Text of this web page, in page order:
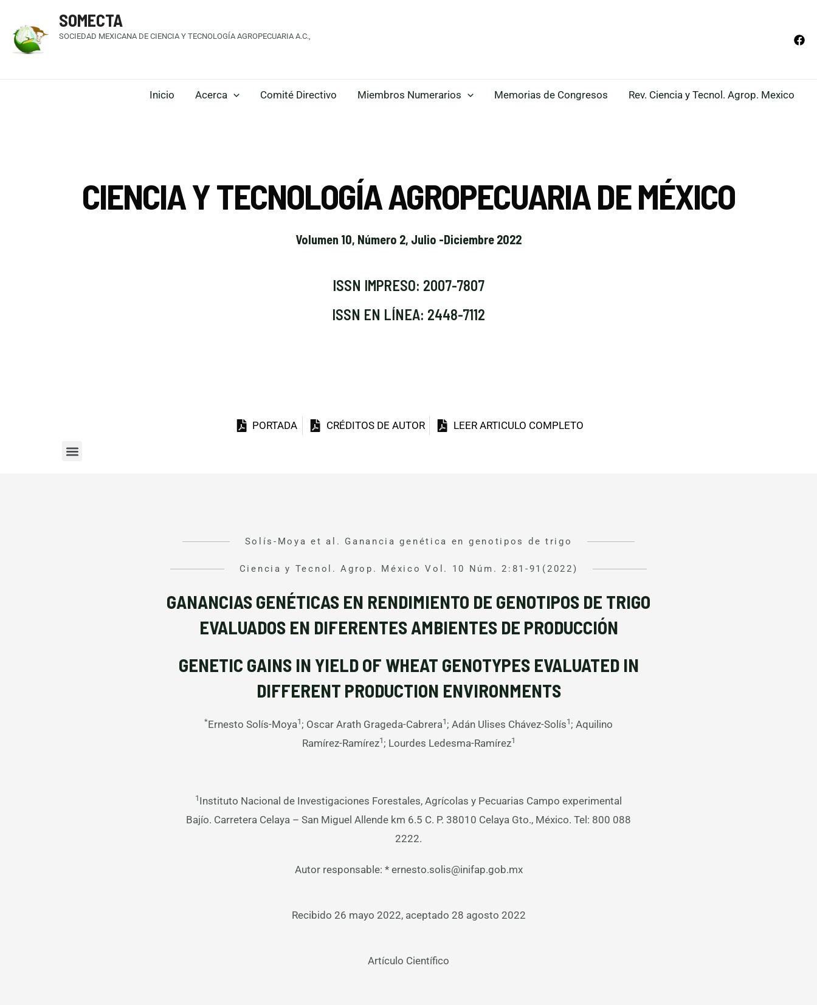
SOMECTA
SOCIEDAD MEXICANA DE CIENCIA Y TECNOLOGÍA AGROPECUARIA A.C.,
Inicio Acerca Comité Directivo Miembros Numerarios Memorias de Congresos Rev. Ciencia y Tecnol. Agrop. Mexico
CIENCIA Y TECNOLOGÍA AGROPECUARIA DE MÉXICO
Volumen 10, Número 2, Julio -Diciembre 2022
ISSN IMPRESO: 2007-7807
ISSN EN LÍNEA: 2448-7112
PORTADA CRÉDITOS DE AUTOR LEER ARTICULO COMPLETO
Solís-Moya et al. Ganancia genética en genotipos de trigo
Ciencia y Tecnol. Agrop. México Vol. 10 Núm. 2:81-91(2022)
GANANCIAS GENÉTICAS EN RENDIMIENTO DE GENOTIPOS DE TRIGO
EVALUADOS EN DIFERENTES AMBIENTES DE PRODUCCIÓN
GENETIC GAINS IN YIELD OF WHEAT GENOTYPES EVALUATED IN
DIFFERENT PRODUCTION ENVIRONMENTS
*Ernesto Solís-Moya1 ; Oscar Arath Grageda-Cabrera1 ; Adán Ulises Chávez-Solís1 ; Aquilino
Ramírez-Ramírez1 ; Lourdes Ledesma-Ramírez1
1 Instituto Nacional de Investigaciones Forestales, Agrícolas y Pecuarias Campo experimental
Bajío. Carretera Celaya – San Miguel Allende km 6.5 C. P. 38010 Celaya Gto., México. Tel: 800 088
2222.
Autor responsable: * ernesto.solis@inifap.gob.mx
Recibido 26 mayo 2022, aceptado 28 agosto 2022
Artículo Científico